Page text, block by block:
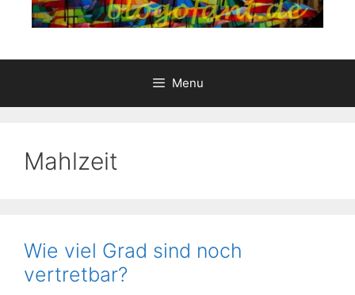
Menu
Mahlzeit
Wie viel Grad sind noch
vertretbar?